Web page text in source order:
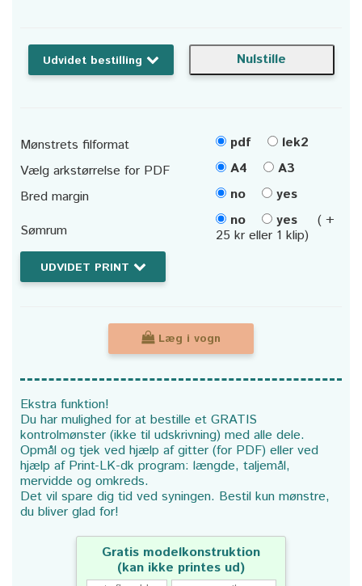
Udvidet bestilling
Mønstrets filformat pdf
lek2
Vælg arkstørrelse for PDF
A4
A3
Bred margin
no
yes
Sømrum
no yes
( +
25 kr eller 1 klip)
UDVIDET PRINT
Læg i vogn
Ekstra funktion!
Du har mulighed for at bestille et GRATIS
kontrolmønster (ikke til udskrivning) med alle dele.
Opmål og tjek ved hjælp af gitter (for PDF) eller ved
hjælp af Print-LK-dk program: længde, taljemål,
mervidde og omkreds.
Det vil spare dig tid ved syningen. Bestil kun mønstre,
du bliver glad for!
Gratis modelkonstruktion
(kan ikke printes ud)